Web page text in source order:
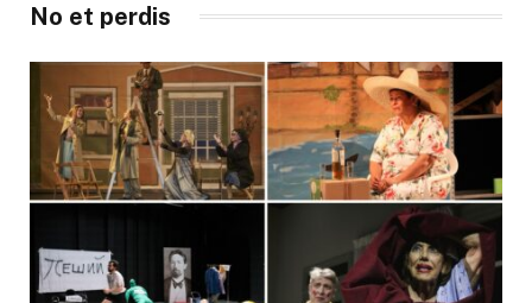
No et perdis